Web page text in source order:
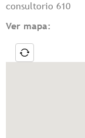
consultorio 610
Ver mapa: